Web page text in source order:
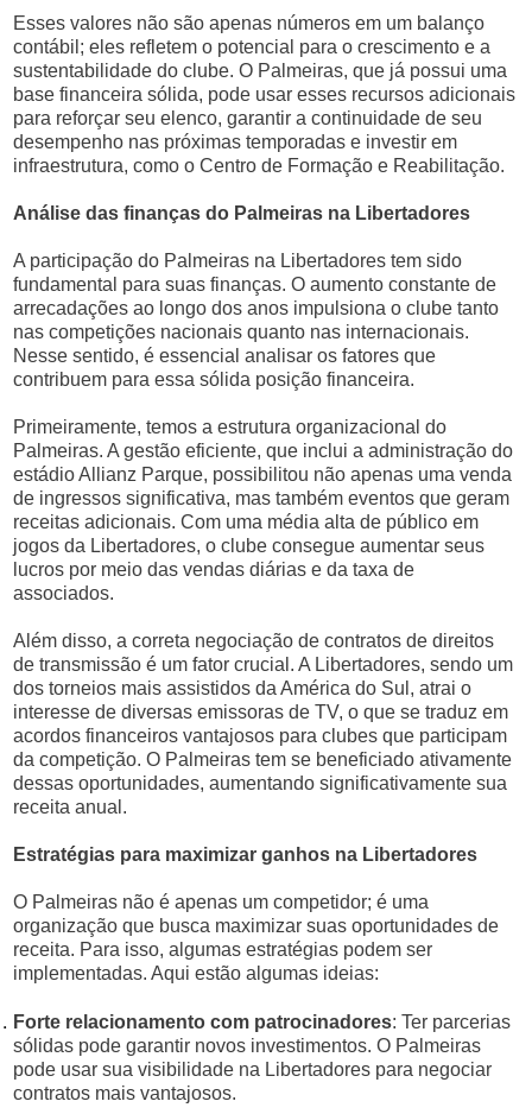
Esses valores não são apenas números em um balanço
contábil; eles refletem o potencial para o crescimento e a
sustentabilidade do clube. O Palmeiras, que já possui uma
base financeira sólida, pode usar esses recursos adicionais
para reforçar seu elenco, garantir a continuidade de seu
desempenho nas próximas temporadas e investir em
infraestrutura, como o Centro de Formação e Reabilitação.
Análise das finanças do Palmeiras na Libertadores
A participação do Palmeiras na Libertadores tem sido
fundamental para suas finanças. O aumento constante de
arrecadações ao longo dos anos impulsiona o clube tanto
nas competições nacionais quanto nas internacionais.
Nesse sentido, é essencial analisar os fatores que
contribuem para essa sólida posição financeira.
Primeiramente, temos a estrutura organizacional do
Palmeiras. A gestão eficiente, que inclui a administração do
estádio Allianz Parque, possibilitou não apenas uma venda
de ingressos significativa, mas também eventos que geram
receitas adicionais. Com uma média alta de público em
jogos da Libertadores, o clube consegue aumentar seus
lucros por meio das vendas diárias e da taxa de
associados.
Além disso, a correta negociação de contratos de direitos
de transmissão é um fator crucial. A Libertadores, sendo um
dos torneios mais assistidos da América do Sul, atrai o
interesse de diversas emissoras de TV, o que se traduz em
acordos financeiros vantajosos para clubes que participam
da competição. O Palmeiras tem se beneficiado ativamente
dessas oportunidades, aumentando significativamente sua
receita anual.
Estratégias para maximizar ganhos na Libertadores
O Palmeiras não é apenas um competidor; é uma
organização que busca maximizar suas oportunidades de
receita. Para isso, algumas estratégias podem ser
implementadas. Aqui estão algumas ideias:
Forte relacionamento com patrocinadores: Ter parcerias
sólidas pode garantir novos investimentos. O Palmeiras
pode usar sua visibilidade na Libertadores para negociar
contratos mais vantajosos.